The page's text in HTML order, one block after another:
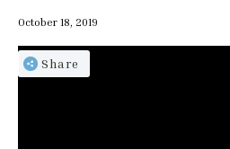
October 18, 2019
Share